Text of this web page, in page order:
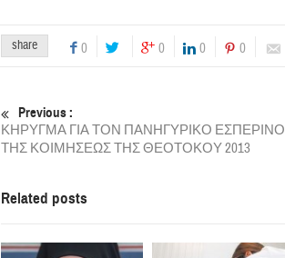
share 0 0 0 0
Previous :
ΚΗΡΥΓΜΑ ΓΙΑ ΤΟΝ ΠΑΝΗΓΥΡΙΚΟ ΕΣΠΕΡΙΝΟ
ΤΗΣ ΚΟΙΜΗΣΕΩΣ ΤΗΣ ΘΕΟΤΟΚΟΥ 2013
Related posts